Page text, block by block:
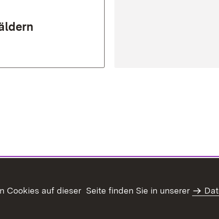
Cookies auf dieser Seite finden Sie in unserer